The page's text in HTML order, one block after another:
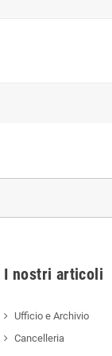
I nostri
Ufficio e Archivio
Cancelleria